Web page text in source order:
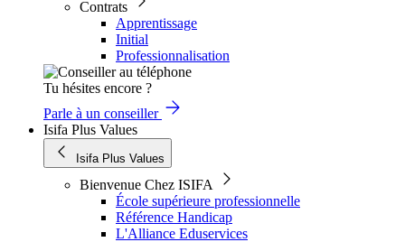
Contrats
Apprentissage
Initial
Professionnalisation
Tu hésites encore ?
Parle à un conseiller
Isifa Plus Values
Isifa Plus Values
Bienvenue Chez ISIFA
École supérieure professionnelle
Référence Handicap
L'Alliance Eduservices